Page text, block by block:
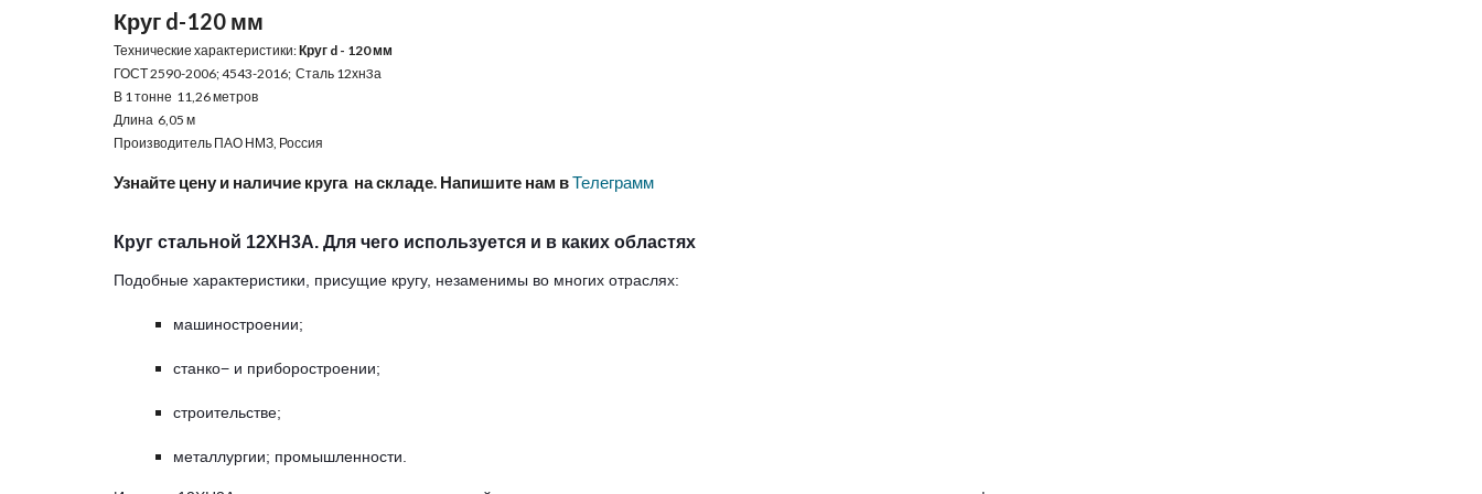
Круг d-120 мм
Технические характеристики:Круг d - 120 мм
ГОСТ 2590-2006; 4543-2016; Сталь 12хн3а
В 1 тонне 11,26 метров
Длина 6,05 м
Производитель ПАО НМЗ, Россия
Узнайте цену и наличие круга на складе. Напишите нам вТелеграмм
Круг стальной 12ХН3А. Для чего используется и в каких областях
Подобные характеристики, присущие кругу, незаменимы во многих отраслях:
машиностроении;
станко− и приборостроении;
строительстве;
металлургии; промышленности.